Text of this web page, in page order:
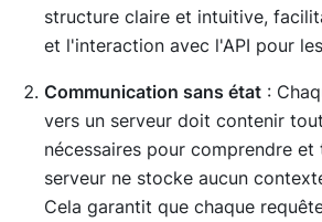
structure claire et intuitive,
et l'interaction avec l'API pour
Communication sans état :
vers un serveur doit contenir
nécessaires pour comprendre
serveur ne stocke aucun
Cela garantit que chaque